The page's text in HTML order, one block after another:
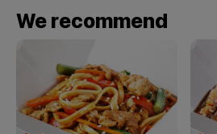
We recommend